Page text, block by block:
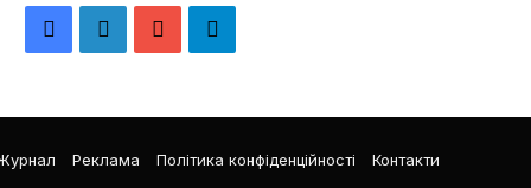
c
n
k
u
T
л
е
Реклама Політика конфіденційності Контакти